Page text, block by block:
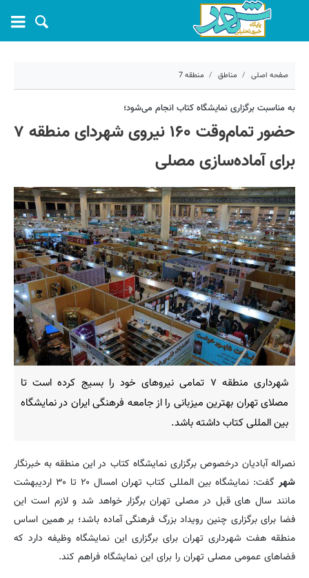
صفحه اصلی مناطق منطقه 7
کد مطلب: 35487
به مناسبت برگزاری نمایشگاه کتاب انجام می‌شود؛
حضور تمام‌وقت ۱۶۰ نیروی شهردای منطقه ۷
برای آماده‌سازی مصلی
شهرداری منطقه ۷ تمامی نیروهای خود را بسیج کرده است تا
مصلای تهران بهترین میزبانی را از جامعه فرهنگی ایران در نمایشگاه
بین المللی کتاب داشته باشد.
نصراله آبادیان درخصوص برگزاری نمایشگاه کتاب در این منطقه به خبرنگار
شهر
گفت: نمایشگاه بین المللی کتاب تهران امسال ۲۰ تا ۳۰ اردیبهشت
مانند سال های قبل در مصلی تهران برگزار خواهد شد و لازم است این
فضا برای برگزاری چنین رویداد بزرگ فرهنگی آماده باشد؛ بر همین اساس
منطقه هفت شهرداری تهران برای برگزاری این نمایشگاه وظیفه دارد که
فضاهای عمومی مصلی تهران را برای این نمایشگاه فراهم کند.